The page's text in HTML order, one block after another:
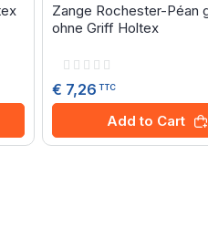
Zange Rochester-Péan
ohne Griff Holtex
Rating:
€ 7,26 TTC
Add to Cart